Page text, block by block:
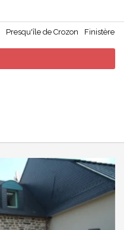
Presqu'île de Crozon
Finistère